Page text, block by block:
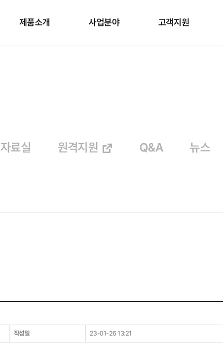
제품소개 사업분야 고객지원
자료실 원격지원 Q&A 뉴스
작성일 23-01-26 13:21